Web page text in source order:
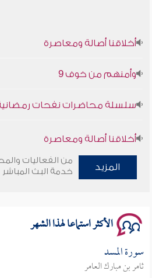
أخلاقنا أصالة ومعاصرة
وأمنهم من خوف 9
سلسلة محاضرات نفحات رمضانية
أخلاقنا أصالة ومعاصرة
وأمنهم من خوف 9
المزيد
من الفعاليات
خدمة البث المباشر
الأكثر استماعا لهذا الشهر
سورة المسد
ثامر بن مبارك العامر